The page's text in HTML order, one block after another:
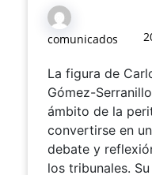
comunicados
La figura de
Gómez-
ámbito de la
convertirse en
debate y
los tribunales.